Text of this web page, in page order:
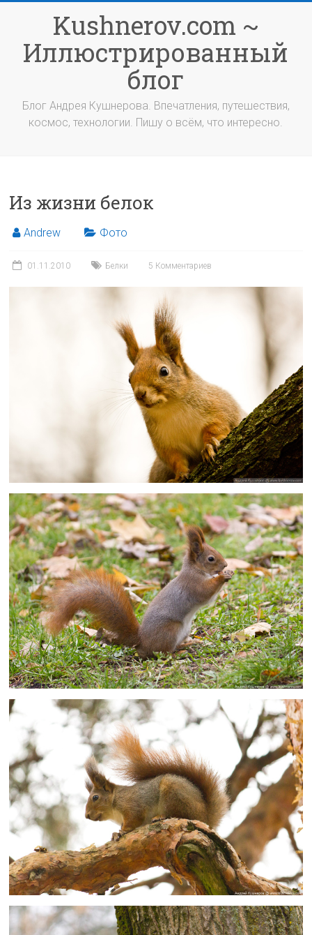
содержимомуKushnerov.com ~
Иллюстрированный
блог
Блог Андрея Кушнерова. Впечатления, путешествия,
космос, технологии. Пишу о всём, что интересно.
Из жизни белок
Andrew Фото
01.11.2010 Белки 5 Комментариев